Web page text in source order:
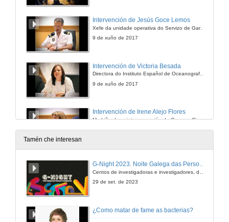
Intervención de Jesús Goce Lemos
Xefe da unidade operativa do Servizo de Gardacostas da Consellería do Mar
9 de xuño de 2017
Intervención de Victoria Besada
Directora do Instituto Español de Oceanografía (IEO)
9 de xuño de 2017
Intervención de Irene Alejo Flores
Madriña da quinta promoción do Grao en Ciencias do Mar
9 de xuño de 2017
Padriño da quinta promoción do Grao en Ciencias do Mar
9 de xuño de 2017
Tamén che interesan
G-Night 2023. Noite Galega das Persoas Investigadoras. Conciencias creativas
29 de set. de 2023
¿Como matar de fame as bacterias?